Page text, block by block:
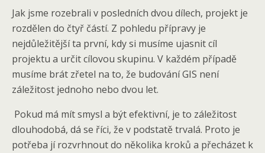
Jak jsme rozebrali v posledních dvou dílech, projekt je
rozdělen do čtyř částí. Z pohledu přípravy je
nejdůležitější ta první, kdy si musíme ujasnit cíl
projektu a určit cílovou skupinu. V každém případě
musíme brát zřetel na to, že budování GIS není
záležitost jednoho nebo dvou let.
Pokud má mít smysl a být efektivní, je to záležitost
dlouhodobá, dá se říci, že v podstatě trvalá. Proto je
potřeba jí rozvrhnout do několika kroků a přecházet k